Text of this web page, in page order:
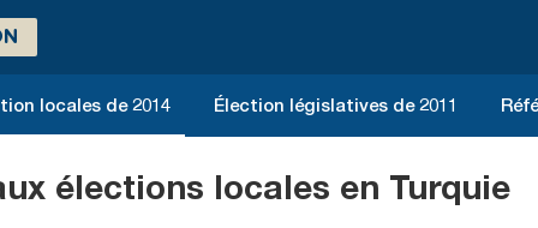
locales de 2014 Élection législatives de 2011
élections locales en Turquie